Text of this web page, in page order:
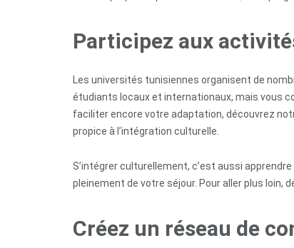
Participez aux
Les universités tunisiennes organisent de
étudiants locaux et internationaux, mais vous
faciliter encore votre adaptation, découvrez
propice à l’intégration culturelle.
S’intégrer culturellement, c’est aussi
pleinement de votre séjour. Pour aller plus loin,
Créez un réseau de